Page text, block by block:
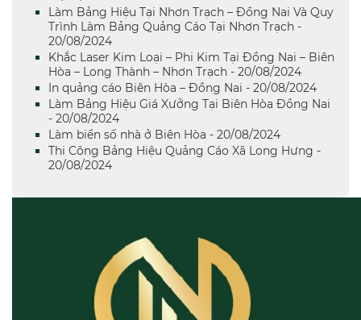
Làm Bảng Hiệu Tại Nhơn Trạch – Đồng Nai Và Quy
Trình Làm Bảng Quảng Cáo Tại Nhơn Trạch -
20/08/2024
Khắc Laser Kim Loại – Phi Kim Tại Đồng Nai – Biên
Hòa – Long Thành – Nhơn Trạch - 20/08/2024
In quảng cáo Biên Hòa – Đồng Nai - 20/08/2024
Làm Bảng Hiệu Giá Xưởng Tại Biên Hòa Đồng Nai
- 20/08/2024
Làm biển số nhà ở Biên Hòa - 20/08/2024
Thi Công Bảng Hiệu Quảng Cáo Xã Long Hưng -
20/08/2024